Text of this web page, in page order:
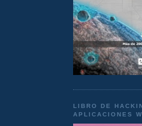
LIBRO DE
APLICACIONES